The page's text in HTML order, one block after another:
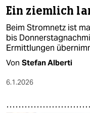
Ein ziemlich
Beim Stromnetz ist
bis
Ermittlungen
Von Stefan Alberti
6.1.2026